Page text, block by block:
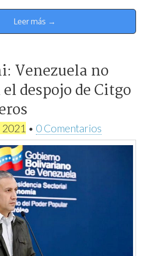
Leer más →
Venezuela no
despojo de Citgo
• 0 Comentarios